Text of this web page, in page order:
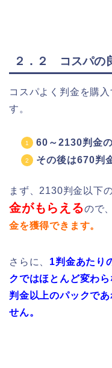
２．２ コスパの
コスパよく判金を購
す。
60～2130判金
その後は670判
まず、2130判金以下
金がもらえるので、
金を獲得できます。
さらに、 1判金あたり
クではほとんど変わ
判金以上のパックで
せん。